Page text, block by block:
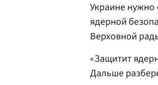
Украине нужно
ядерной
Верховной
«Защитит
Дальше